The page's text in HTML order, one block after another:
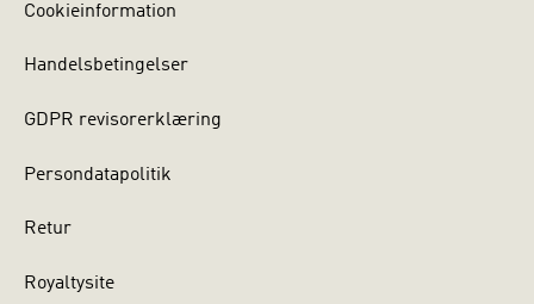
Cookieinformation
Handelsbetingelser
GDPR revisorerklæring
Persondatapolitik
Retur
Royaltysite